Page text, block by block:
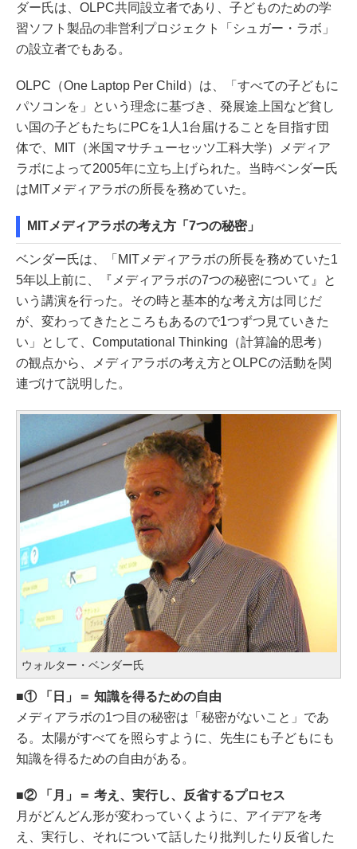
ダー氏は、OLPC共同設立者であり、子どものための学
習ソフト製品の非営利プロジェクト「シュガー・ラボ」
の設立者でもある。
OLPC（One Laptop Per Child）は、「すべての子どもに
パソコンを」という理念に基づき、発展途上国など貧し
い国の子どもたちにPCを1人1台届けることを目指す団
体で、MIT（米国マサチューセッツ工科大学）メディア
ラボによって2005年に立ち上げられた。当時ベンダー氏
はMITメディアラボの所長を務めていた。
MITメディアラボの考え方「7つの秘密」
ベンダー氏は、「MITメディアラボの所長を務めていた1
5年以上前に、『メディアラボの7つの秘密について』と
いう講演を行った。その時と基本的な考え方は同じだ
が、変わってきたところもあるので1つずつ見ていきた
い」として、Computational Thinking（計算論的思考）
の観点から、メディアラボの考え方とOLPCの活動を関
連づけて説明した。
ウォルター・ベンダー氏
① 「日」＝ 知識を得るための自由
メディアラボの1つ目の秘密は「秘密がないこと」であ
る。太陽がすべてを照らすように、先生にも子どもにも
知識を得るための自由がある。
② 「月」＝ 考え、実行し、反省するプロセス
月がどんどん形が変わっていくように、アイデアを考
え、実行し、それについて話したり批判したり反省した